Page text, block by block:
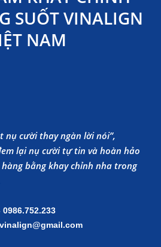
SUỐT VINALIGN
NAM
nụ cười thay ngàn lời nói”,
lại nụ cười tự tin và hoàn hảo
bằng khay chỉnh nha trong